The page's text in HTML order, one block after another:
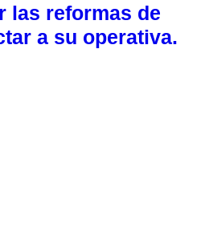
las reformas de
a su operativa.